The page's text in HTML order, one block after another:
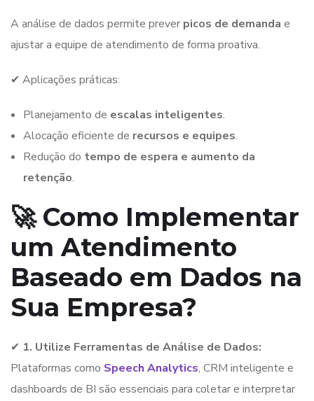
A análise de dados permite prever picos de demanda e
ajustar a equipe de atendimento de forma proativa.
✔ Aplicações práticas:
Planejamento de escalas inteligentes.
Alocação eficiente de recursos e equipes.
Redução do tempo de espera e aumento da
retenção.
🚀 Como Implementar
um Atendimento
Baseado em Dados na
Sua Empresa?
✔ 1. Utilize Ferramentas de Análise de Dados:
Plataformas como Speech Analytics, CRM inteligente e
dashboards de BI são essenciais para coletar e interpretar